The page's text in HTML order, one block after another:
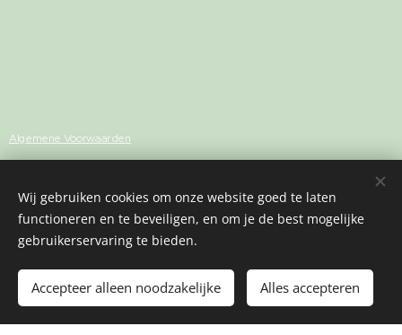
Algemene Voorwaarden
Volg me opFacebookofInstagram
Cookies
Wij gebruiken cookies om onze website goed te laten
functioneren en te beveiligen, en om je de best mogelijke
gebruikerservaring te bieden.
Accepteer alleen noodzakelijke Alles accepteren